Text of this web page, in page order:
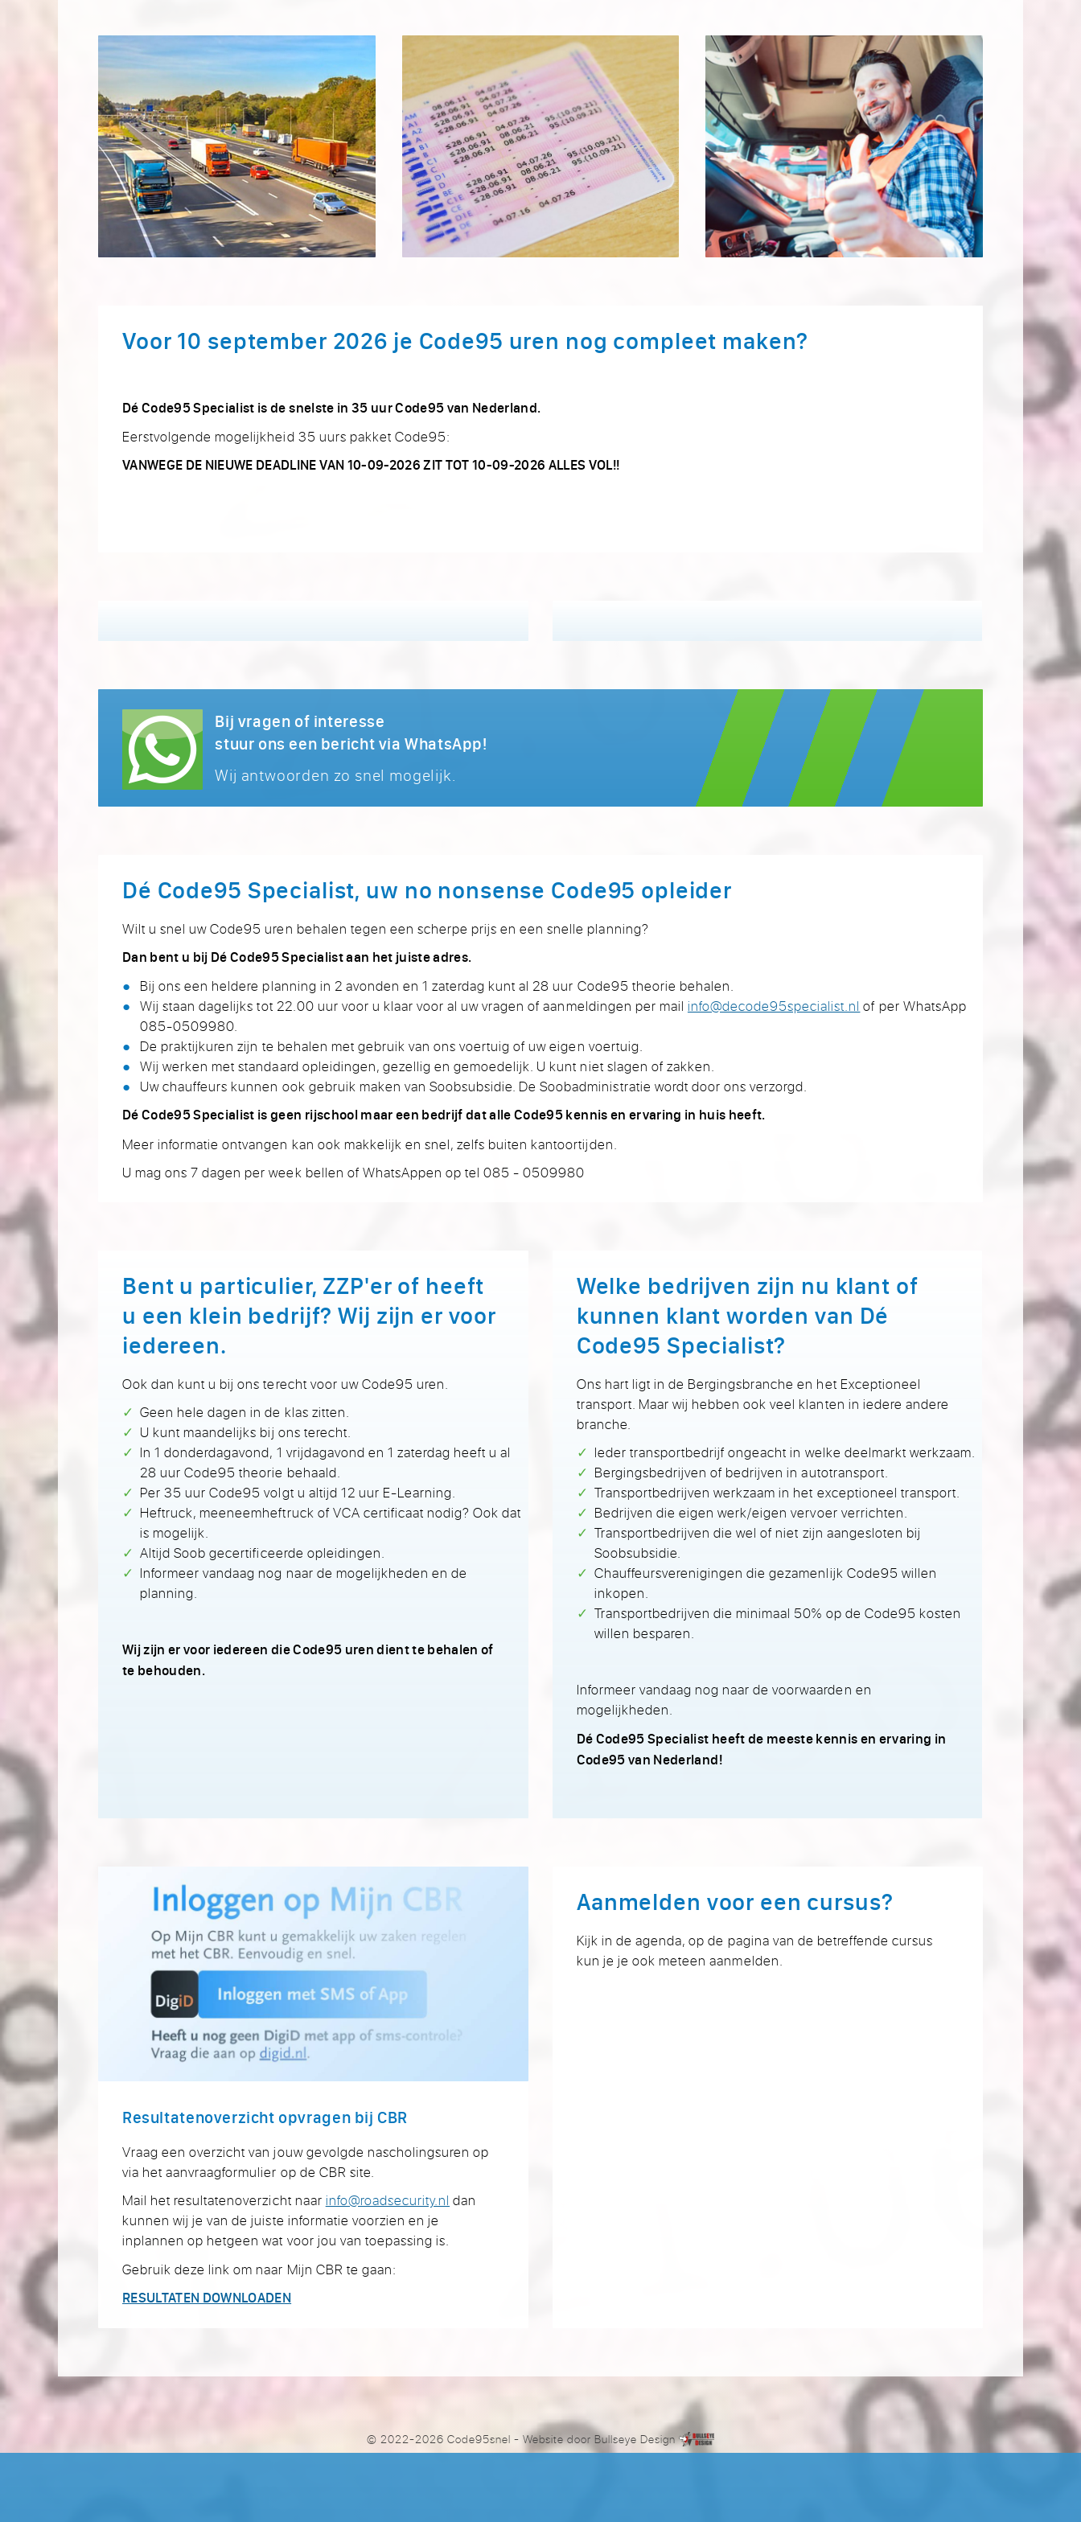
Voor 10 september 2026 je Code95 uren nog compleet maken?
Dé Code95 Specialist is de snelste in 35 uur Code95 van Nederland.
Eerstvolgende mogelijkheid 35 uurs pakket Code95:
VANWEGE DE NIEUWE DEADLINE VAN 10-09-2026 ZIT TOT 10-09-2026 ALLES VOL!!
Bij vragen of interesse
stuur ons een bericht via WhatsApp!
Wij antwoorden zo snel mogelijk.
Dé Code95 Specialist, uw no nonsense Code95 opleider
Wilt u snel uw Code95 uren behalen tegen een scherpe prijs en een snelle planning?
Dan bent u bij Dé Code95 Specialist aan het juiste adres.
Bij ons een heldere planning in 2 avonden en 1 zaterdag kunt al 28 uur Code95 theorie behalen.
Wij staan dagelijks tot 22.00 uur voor u klaar voor al uw vragen of aanmeldingen per mail info@decode95specialist.nl of per WhatsApp
085-0509980.
De praktijkuren zijn te behalen met gebruik van ons voertuig of uw eigen voertuig.
Wij werken met standaard opleidingen, gezellig en gemoedelijk. U kunt niet slagen of zakken.
Uw chauffeurs kunnen ook gebruik maken van Soobsubsidie. De Soobadministratie wordt door ons verzorgd.
Dé Code95 Specialist is geen rijschool maar een bedrijf dat alle Code95 kennis en ervaring in huis heeft.
Meer informatie ontvangen kan ook makkelijk en snel, zelfs buiten kantoortijden.
U mag ons 7 dagen per week bellen of WhatsAppen op tel 085 - 0509980
Bent u particulier, ZZP'er of heeft
u een klein bedrijf? Wij zijn er voor
iedereen.
Ook dan kunt u bij ons terecht voor uw Code95 uren.
Geen hele dagen in de klas zitten.
U kunt maandelijks bij ons terecht.
In 1 donderdagavond, 1 vrijdagavond en 1 zaterdag heeft u al
28 uur Code95 theorie behaald.
Per 35 uur Code95 volgt u altijd 12 uur E-Learning.
Heftruck, meeneemheftruck of VCA certificaat nodig? Ook dat
is mogelijk.
Altijd Soob gecertificeerde opleidingen.
Informeer vandaag nog naar de mogelijkheden en de
planning.
Wij zijn er voor iedereen die Code95 uren dient te behalen of
te behouden.
Welke bedrijven zijn nu klant of
kunnen klant worden van Dé
Code95 Specialist?
Ons hart ligt in de Bergingsbranche en het Exceptioneel
transport. Maar wij hebben ook veel klanten in iedere andere
branche.
Ieder transportbedrijf ongeacht in welke deelmarkt werkzaam.
Bergingsbedrijven of bedrijven in autotransport.
Transportbedrijven werkzaam in het exceptioneel transport.
Bedrijven die eigen werk/eigen vervoer verrichten.
Transportbedrijven die wel of niet zijn aangesloten bij
Soobsubsidie.
Chauffeursverenigingen die gezamenlijk Code95 willen
inkopen.
Transportbedrijven die minimaal 50% op de Code95 kosten
willen besparen.
Informeer vandaag nog naar de voorwaarden en
mogelijkheden.
Dé Code95 Specialist heeft de meeste kennis en ervaring in
Code95 van Nederland!
Resultatenoverzicht opvragen bij CBR
Vraag een overzicht van jouw gevolgde nascholingsuren op
via het aanvraagformulier op de CBR site.
Mail het resultatenoverzicht naar info@roadsecurity.nl dan
kunnen wij je van de juiste informatie voorzien en je
inplannen op hetgeen wat voor jou van toepassing is.
Gebruik deze link om naar Mijn CBR te gaan:
RESULTATEN DOWNLOADEN
Aanmelden voor een cursus?
Kijk in de agenda, op de pagina van de betreffende cursus
kun je je ook meteen aanmelden.
© 2022-2026 Code95snel - Website doorBullseye Design